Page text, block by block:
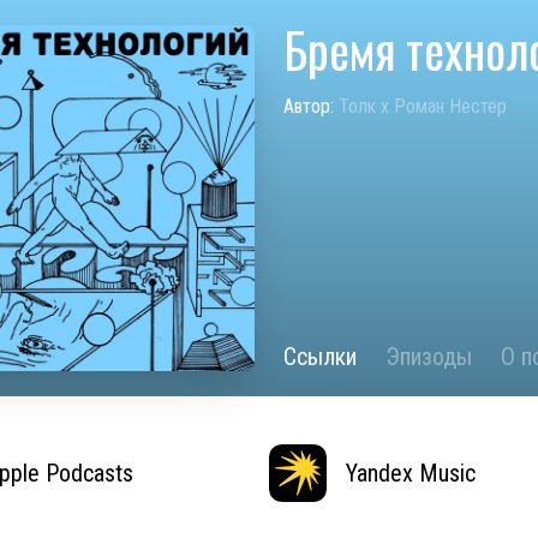
Бремя
Автор: Толк х Роман Нестер
Ссылки Эпизоды О
Podcasts Yandex Music